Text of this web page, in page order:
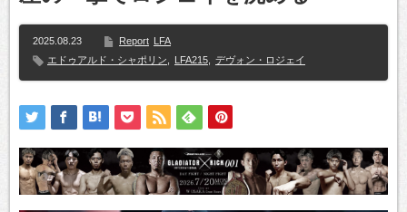
2025.08.23 Report LFA
エドゥアルド・シャポリン
LFA215 デヴォン・ロジェイ